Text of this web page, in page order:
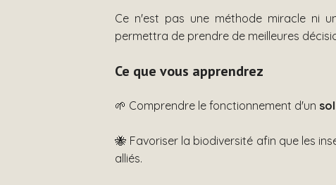
Ce n'est pas une méthode miracle ni
permettra de prendre de meilleures
Ce que vous apprendrez
🌱 Comprendre le fonctionnement d'un
🐝 Favoriser la biodiversité afin que les
alliés.